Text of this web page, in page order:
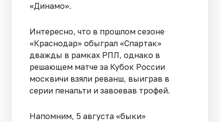
«Динамо».
Интересно, что в прошлом сезоне
«Краснодар» обыграл «Спартак»
дважды в рамках РПЛ, однако в
решающем матче за Кубок России
москвичи взяли реванш, выиграв в
серии пенальти и завоевав трофей.
Напомним, 5 августа «быки»